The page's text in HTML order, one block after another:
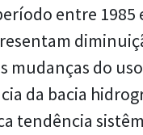
entre 1985
mudanças do
da bacia
tendência